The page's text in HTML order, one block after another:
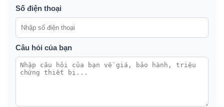
Số điện thoại
Câu hỏi của bạn